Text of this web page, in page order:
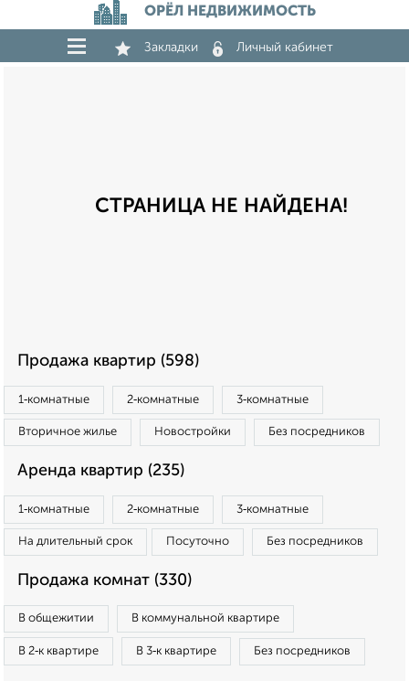
ОРЁЛ НЕДВИЖИМОСТЬ
Закладки Личный кабинет
СТРАНИЦА НЕ НАЙДЕНА!
Продажа квартир (598)
1‑комнатные 2‑комнатные 3‑комнатные
Вторичное жилье Новостройки Без посредников
Аренда квартир (235)
1‑комнатные 2‑комнатные 3‑комнатные
На длительный срок Посуточно Без посредников
Продажа комнат (330)
В общежитии В коммунальной квартире
В 2‑к квартире В 3‑к квартире Без посредников